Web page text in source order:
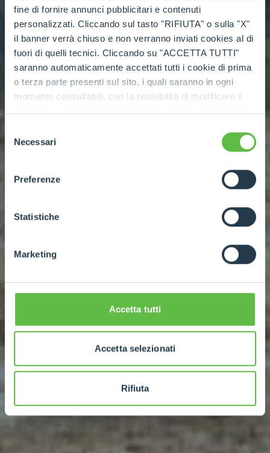
fine di fornire annunci pubblicitari e contenuti
personalizzati. Cliccando sul tasto "RIFIUTA" o sulla "X"
il banner verrà chiuso e non verranno inviati cookies al di
fuori di quelli tecnici. Cliccando su "ACCETTA TUTTI"
saranno automaticamente accettati tutti i cookie di prima
o terza parte presenti sul sito, i quali saranno in ogni
momento consultabili, con la possibilità di modificare il
ogni pagina, selezionare "Modifichi il suo consenso" e
dell'informativa completa nel footer presente in ogni
pagina. Per esercitare i diritti riconosciuti all'interessato ai
GDPR abbiamo predisposto una
apposita procedura.
delNecessari
Preferenze
Statistiche
Marketing
Accetta tutti
Accetta selezionati
Rifiuta